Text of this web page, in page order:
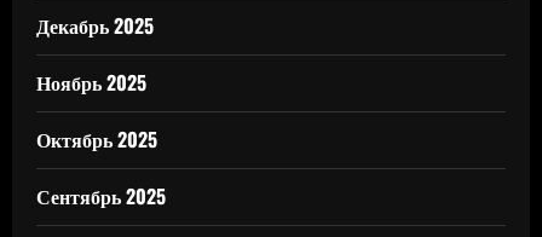
Декабрь 2025
Ноябрь 2025
Октябрь 2025
Сентябрь 2025